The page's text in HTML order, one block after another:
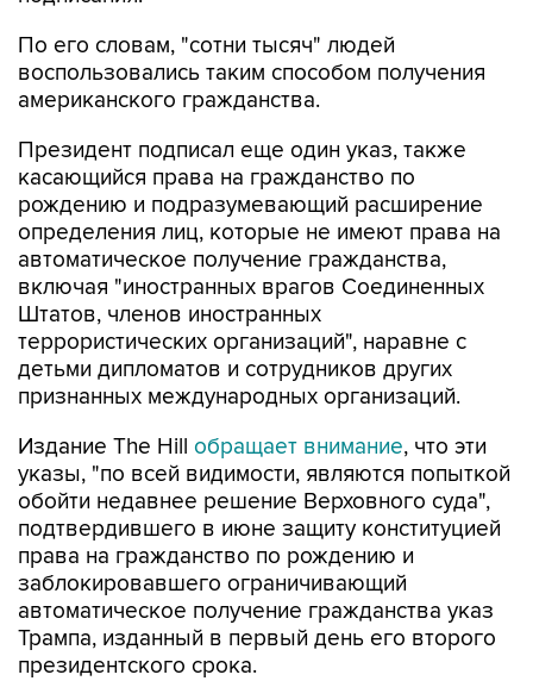
По его словам, "сотни тысяч" людей
воспользовались таким способом получения
американского гражданства.
Президент подписал еще один указ, также
касающийся права на гражданство по
рождению и подразумевающий расширение
определения лиц, которые не имеют права на
автоматическое получение гражданства,
включая "иностранных врагов Соединенных
Штатов, членов иностранных
террористических организаций", наравне с
детьми дипломатов и сотрудников других
признанных международных организаций.
Издание The Hill обращает внимание, что эти
указы, "по всей видимости, являются попыткой
обойти недавнее решение Верховного суда",
подтвердившего в июне защиту конституцией
права на гражданство по рождению и
заблокировавшего ограничивающий
автоматическое получение гражданства указ
Трампа, изданный в первый день его второго
президентского срока.